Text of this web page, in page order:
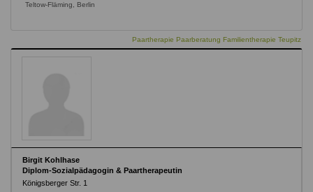
Teltow-Fläming, Berlin
Paartherapie Paarberatung Familientherapie Teupitz
Birgit Kohlhase
Diplom-Sozialpädagogin & Paartherapeutin
Königsberger Str. 1